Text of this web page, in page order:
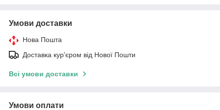
Умови доставки
Нова Пошта
Доставка кур'єром від Нової Пошти
Всі умови доставки
Умови оплати